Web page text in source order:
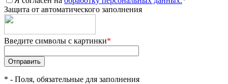
Защита от автоматического заполнения
Введите символы с картинки*
* - Поля, обязательные для заполнения